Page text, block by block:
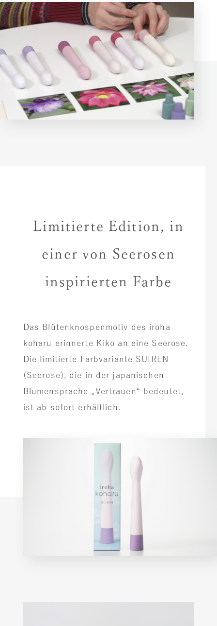
Limitierte Edition, in
einer von Seerosen
inspirierten Farbe
Das Blütenknospenmotiv des iroha
koharu erinnerte Kiko an eine Seerose.
Die limitierte Farbvariante SUIREN
(Seerose), die in der japanischen
Blumensprache „Vertrauen“ bedeutet,
ist ab sofort erhältlich.